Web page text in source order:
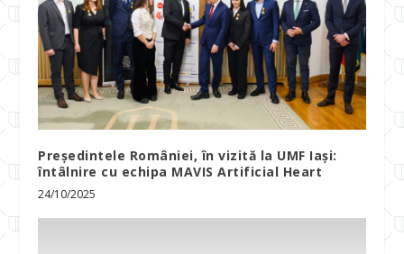
Președintele României, în vizită la UMF Iași:
întâlnire cu echipa MAVIS Artificial Heart
24/10/2025